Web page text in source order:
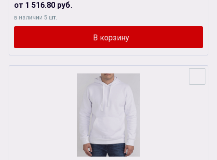
от 1 516.80 руб.
в наличии 5 шт.